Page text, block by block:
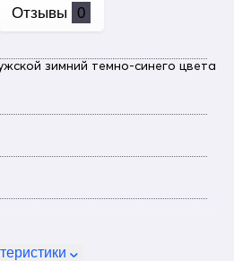
Отзывы 0
зимний темно-синего цвета